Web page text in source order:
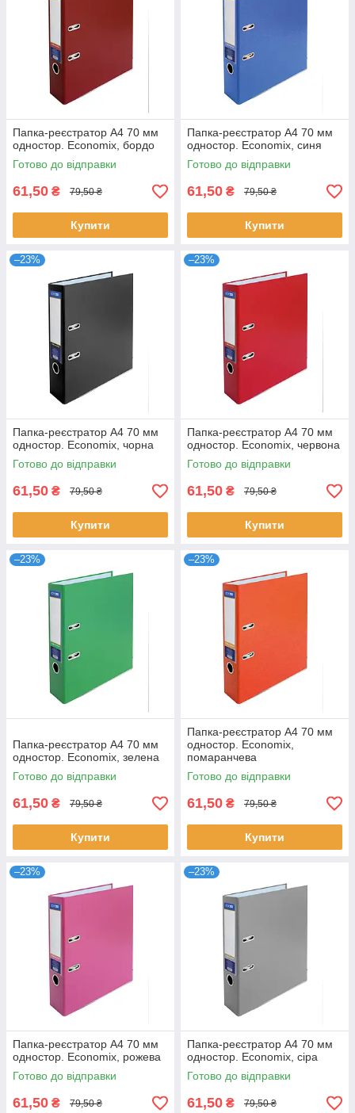
Папка-реєстратор А4 70 мм
одностор. Economix, бордо
Готово до відправки
61,50 ₴ 79,50 ₴
Купити
Папка-реєстратор А4 70 мм
одностор. Economix, синя
Готово до відправки
61,50 ₴ 79,50 ₴
Купити
–23%
Папка-реєстратор А4 70 мм
одностор. Economix, чорна
Готово до відправки
61,50 ₴ 79,50 ₴
Купити
–23%
Папка-реєстратор А4 70 мм
одностор. Economix, червона
Готово до відправки
61,50 ₴ 79,50 ₴
Купити
–23%
Папка-реєстратор А4 70 мм
одностор. Economix, зелена
Готово до відправки
61,50 ₴ 79,50 ₴
Купити
–23%
Папка-реєстратор А4 70 мм
одностор. Economix,
помаранчева
Готово до відправки
61,50 ₴ 79,50 ₴
Купити
–23%
Папка-реєстратор А4 70 мм
одностор. Economix, рожева
Готово до відправки
61,50 ₴ 79,50 ₴
–23%
Папка-реєстратор А4 70 мм
одностор. Economix, сіра
Готово до відправки
61,50 ₴ 79,50 ₴